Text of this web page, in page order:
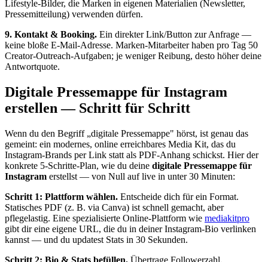
Lifestyle-Bilder, die Marken in eigenen Materialien (Newsletter,
Pressemitteilung) verwenden dürfen.
9. Kontakt & Booking. Ein direkter Link/Button zur Anfrage —
keine bloße E-Mail-Adresse. Marken-Mitarbeiter haben pro Tag 50
Creator-Outreach-Aufgaben; je weniger Reibung, desto höher deine
Antwortquote.
Digitale Pressemappe für Instagram
erstellen — Schritt für Schritt
Wenn du den Begriff „digitale Pressemappe" hörst, ist genau das
gemeint: ein modernes, online erreichbares Media Kit, das du
Instagram-Brands per Link statt als PDF-Anhang schickst. Hier der
konkrete 5-Schritte-Plan, wie du deine digitale Pressemappe für
Instagram erstellst — von Null auf live in unter 30 Minuten:
Schritt 1: Plattform wählen. Entscheide dich für ein Format.
Statisches PDF (z. B. via Canva) ist schnell gemacht, aber
pflegelastig. Eine spezialisierte Online-Plattform wie mediakitpro
gibt dir eine eigene URL, die du in deiner Instagram-Bio verlinken
kannst — und du updatest Stats in 30 Sekunden.
Schritt 2: Bio & Stats befüllen. Übertrage Followerzahl,